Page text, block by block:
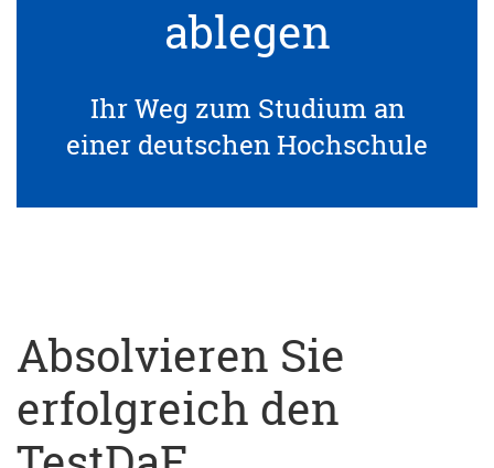
ablegen
Ihr Weg zum Studium an
einer deutschen Hochschule
Absolvieren Sie
erfolgreich den